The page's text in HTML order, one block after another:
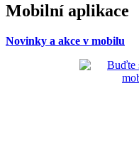
Mobilní aplikace
Novinky a akce v mobilu